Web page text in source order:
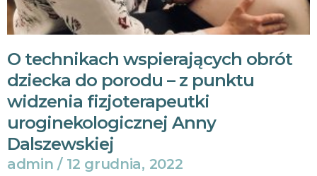
O technikach wspierających obrót
dziecka do porodu – z punktu
widzenia fizjoterapeutki
uroginekologicznej Anny
Dalszewskiej
admin 12 grudnia, 2022